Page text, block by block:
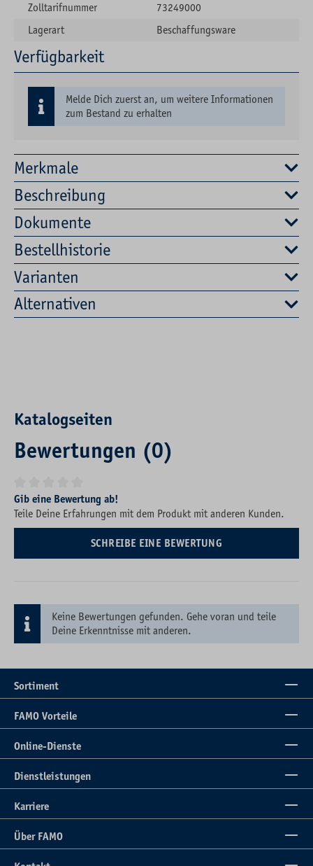
Merkmale
Beschreibung
Dokumente
Bestellhistorie
Varianten
Alternativen
Zolltarifnummer
73249000
Lagerart
Beschaffungsware
Verfügbarkeit
Melde Dich zuerst an, um weitere Informationen
zum Bestand zu erhalten
Katalogseiten
Bewertungen (0)
Durchschnittliche Bewertung von 0 von 5 Sternen
Gib eine Bewertung ab!
Teile Deine Erfahrungen mit dem Produkt mit anderen Kunden.
SCHREIBE EINE BEWERTUNG
Keine Bewertungen gefunden. Gehe voran und teile
Deine Erkenntnisse mit anderen.
Sortiment
FAMO Vorteile
Online-Dienste
Dienstleistungen
Karriere
Über FAMO